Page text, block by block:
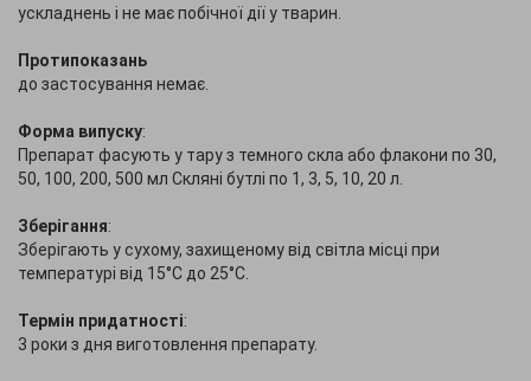
ускладнень і не має побічної дії у тварин.
Протипоказань
до застосування немає.
Форма випуску:
Препарат фасують у тару з темного скла або флакони по 30,
50, 100, 200, 500 мл Скляні бутлі по 1, 3, 5, 10, 20 л.
Зберігання:
Зберігають у сухому, захищеному від світла місці при
температурі від 15°С до 25°С.
Термін придатності:
3 роки з дня виготовлення препарату.